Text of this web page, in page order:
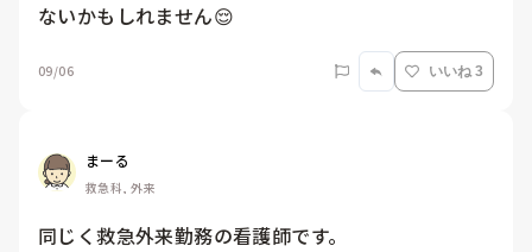
ないかもしれません😌
09/06 いいね 3
まーる
救急科, 外来
同じく救急外来勤務の看護師です。